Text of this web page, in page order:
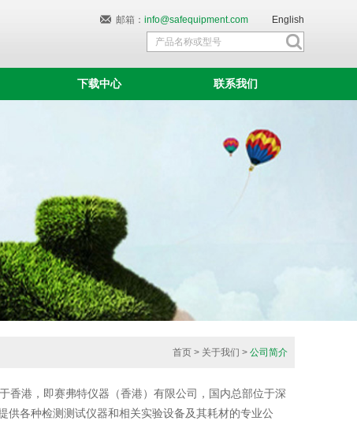
邮箱： info@safequipment.com English
下载中心 联系我们
首页> 关于我们 > 公司简介
香港，即赛弗特仪器（香港）有限公司，国内总部位于深
各种检测测试仪器和相关实验设备及其耗材的专业公